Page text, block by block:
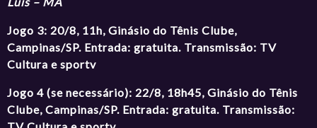
Jogo 3: 20/8, 11h, Ginásio do Tênis Clube,
Campinas/SP. Entrada: gratuita. Transmissão: TV
Cultura e sportv
Jogo 4 (se necessário): 22/8, 18h45, Ginásio do Tênis
Clube, Campinas/SP. Entrada: gratuita. Transmissão: